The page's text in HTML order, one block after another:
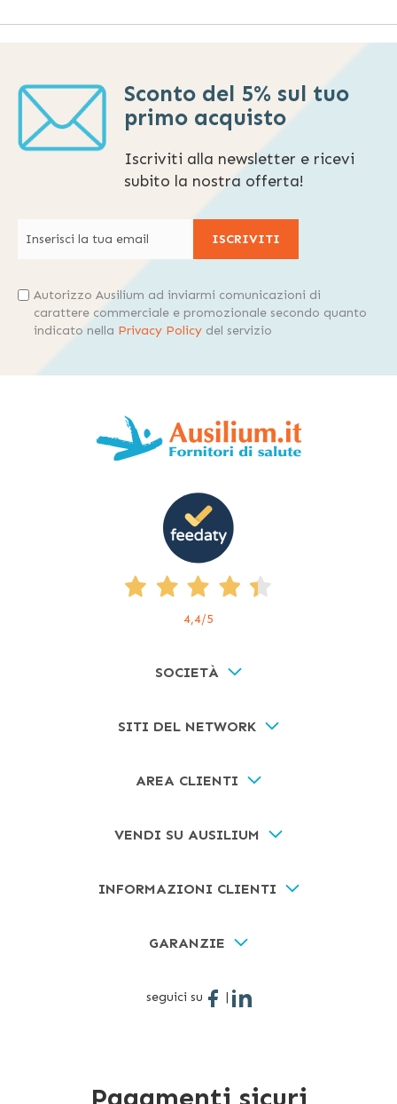
Sconto del 5% sul tuo
primo acquisto
Iscriviti alla newsletter e ricevi
subito la nostra offerta!
ISCRIVITI
Autorizzo Ausilium ad inviarmi comunicazioni di
carattere commerciale e promozionale secondo quanto
indicato nella Privacy Policy del servizio
4,4/5
SOCIETÀ
SITI DEL NETWORK
AREA CLIENTI
VENDI SU AUSILIUM
INFORMAZIONI CLIENTI
GARANZIE
seguici su |